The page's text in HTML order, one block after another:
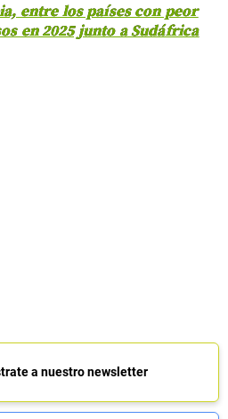
entre los países con peor
en 2025 junto a Sudáfrica
a nuestro newsletter